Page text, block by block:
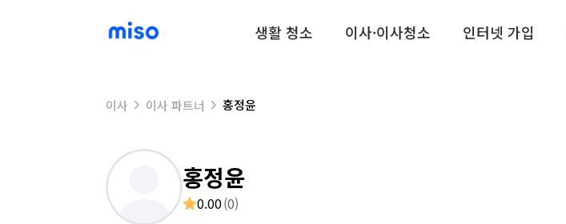
생활 청소 이사·이사청소 인터넷 가입
이사 이사 파트너 홍정윤
홍정윤
0.00(0)